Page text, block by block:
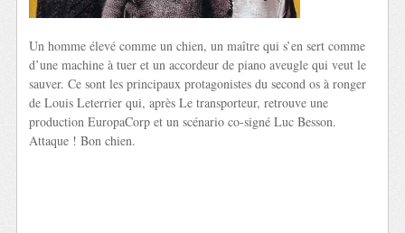
Un homme élevé comme un chien, un maître qui s’en sert comme
d’une machine à tuer et un accordeur de piano aveugle qui veut le
sauver. Ce sont les principaux protagonistes du second os à ronger
de Louis Leterrier qui, après Le transporteur, retrouve une
production EuropaCorp et un scénario co-signé Luc Besson.
Attaque ! Bon chien.